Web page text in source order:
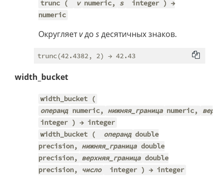
trunc ( v numeric, s
integer ) →
numeric
Округляетvдо sдесятичных знаков.
width_bucket
width_bucket (
операнд numeric, нижняя_граница numeric,
integer ) → integer
width_bucket (
операнд double
precision, нижняя_граница double
precision, верхняя_граница double
precision,
число integer ) → integer